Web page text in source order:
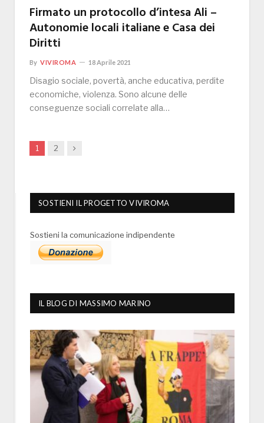
Firmato un protocollo d’intesa Ali –
Autonomie locali italiane e Casa dei
Diritti
By VIVIROMA 18 Aprile 2021
Disagio sociale, povertà, anche educativa, perdite
economiche, violenza. Sono alcune delle
conseguenze sociali correlate alla…
1 2 Next
SOSTIENI IL PROGETTO VIVIROMA
Sostieni la comunicazione indipendente
IL BLOG DI MASSIMO MARINO